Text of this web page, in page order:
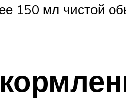
150 мл чистой